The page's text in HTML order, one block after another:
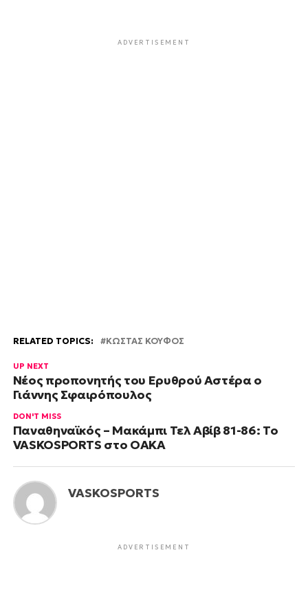
ADVERTISEMENT
RELATED TOPICS: ΚΩΣΤΑΣ ΚΟΥΦΟΣ
UP NEXT
Νέος προπονητής του Ερυθρού Αστέρα ο
Γιάννης Σφαιρόπουλος
DON'T MISS
Παναθηναϊκός – Μακάμπι Τελ Αβίβ 81-86: Το
VASKOSPORTS στο ΟΑΚΑ
VASKOSPORTS
ADVERTISEMENT